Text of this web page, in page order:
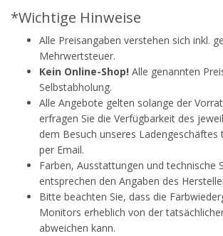
*Wichtige Hinweise
Alle Preisangaben verstehen sich inkl.
Mehrwertsteuer.
Kein Online-Shop! Alle genannten
Selbstabholung.
Alle Angebote gelten solange der
erfragen Sie die Verfügbarkeit des
dem Besuch unseres
per Email.
Farben, Ausstattungen und technische
entsprechen den Angaben des
Bitte beachten Sie, dass die
Monitors erheblich von der
abweichen kann.